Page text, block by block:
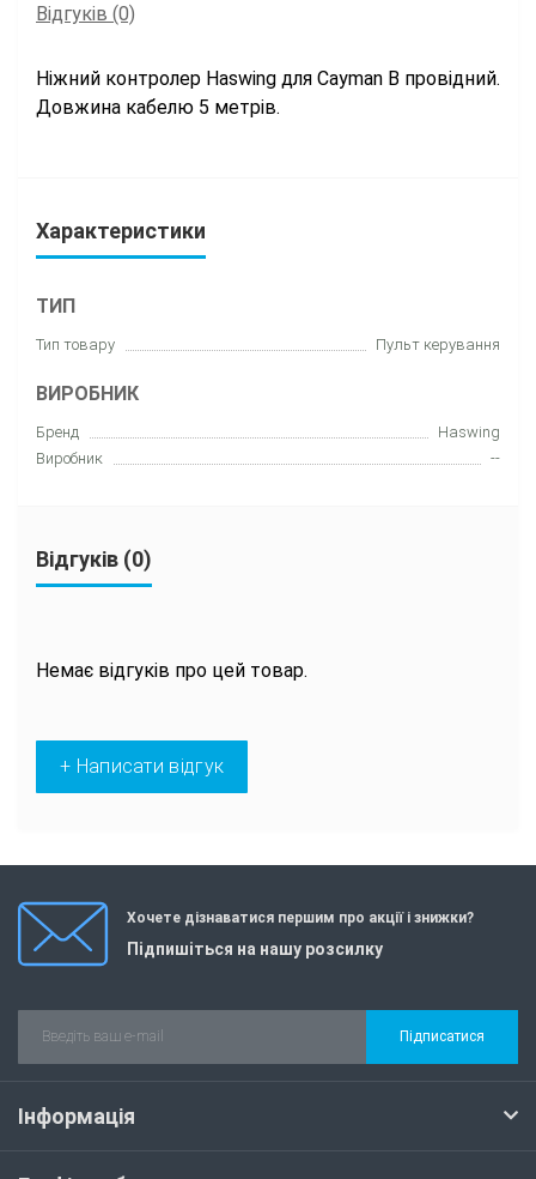
Відгуків (0)
Ніжний контролер Haswing для Cayman B провідний.
Довжина кабелю 5 метрів.
Характеристики
ТИП
Тип товару Пульт керування
ВИРОБНИК
Бренд
Haswing
Виробник
--
Відгуків (0)
Немає відгуків про цей товар.
+ Написати відгук
Хочете дізнаватися першим про акції і знижки?
Підпишіться на нашу розсилку
Підписатися
Інформація